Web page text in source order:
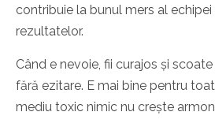
contribuie la bunul mers al
rezultatelor.
Când e nevoie, fii curajos și
fără ezitare. E mai bine pentru
mediu toxic nimic nu crește